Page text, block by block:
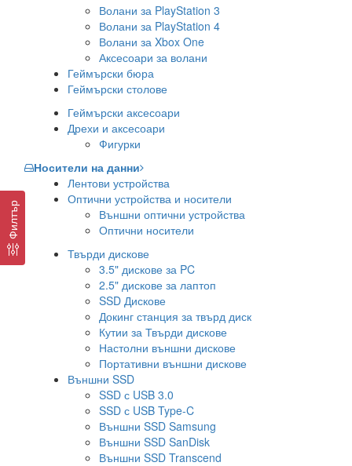
Волани за PlayStation 3
Волани за PlayStation 4
Волани за Xbox One
Аксесоари за волани
Геймърски бюра
Геймърски столове
Геймърски аксесоари
Дрехи и аксесоари
Фигурки
Носители на данни
Лентови устройства
Оптични устройства и носители
Външни оптични устройства
Оптични носители
Твърди дискове
3.5" дискове за PC
2.5" дискове за лаптоп
SSD Дискове
Докинг станция за твърд диск
Кутии за Твърди дискове
Настолни външни дискове
Портативни външни дискове
Външни SSD
SSD с USB 3.0
SSD с USB Type-C
Външни SSD Samsung
Външни SSD SanDisk
Външни SSD Transcend
Филтър